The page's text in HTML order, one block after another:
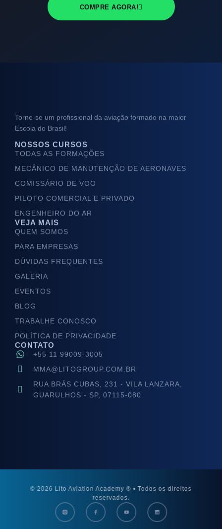
COMPRE AGORA!
Torne-se um profissional da aviação formado na maior
Escola do Brasil!
NOSSOS CURSOS
TODAS AS FORMAÇÕES
MECÂNICO DE MANUTENÇÃO DE AERONAVES
COMISSÁRIO DE VOO
PILOTO COMERCIAL E PRIVADO
ENGENHEIRO DO AR
VEJA MAIS
QUEM SOMOS
PARA EMPRESAS
DÚVIDAS FREQUENTES
GALERIA
EVENTOS
BLOG
TRABALHE CONOSCO
POLÍTICA DE PRIVACIDADE
CONTATO
+55 11 99009-3005
MMA@LITOGROUP.COM.BR
RUA BRÁS CUBAS, 231 - VILA LANZARA,
GUARULHOS - SP, 07115-080
© 2026 Lito Aviation Academy ® • Todos os direitos
reservados.